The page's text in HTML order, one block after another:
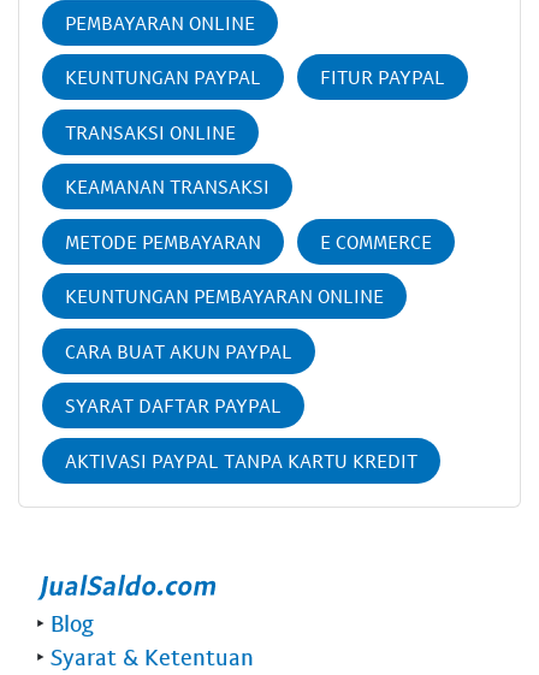
PEMBAYARAN ONLINE
KEUNTUNGAN PAYPAL FITUR PAYPAL
TRANSAKSI ONLINE
KEAMANAN TRANSAKSI
METODE PEMBAYARAN E COMMERCE
KEUNTUNGAN PEMBAYARAN ONLINE
CARA BUAT AKUN PAYPAL
SYARAT DAFTAR PAYPAL
AKTIVASI PAYPAL TANPA KARTU KREDIT
‣ Blog
‣ Syarat & Ketentuan